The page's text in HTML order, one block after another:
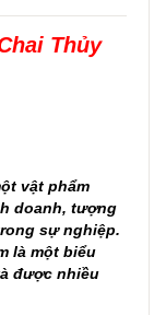
Thủy
vật phẩm
doanh, tượng
sự nghiệp.
là một biểu
được nhiều